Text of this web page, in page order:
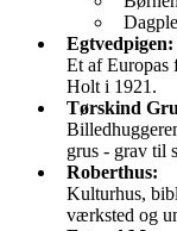
Egtvedpigen:
Et af Europas
Holt i 1921.
Tørskind
grus - grav til
Roberthus:
Kulturhus,
værksted og